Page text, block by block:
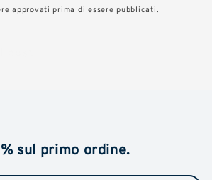
approvati prima di essere pubblicati.
sul primo ordine.